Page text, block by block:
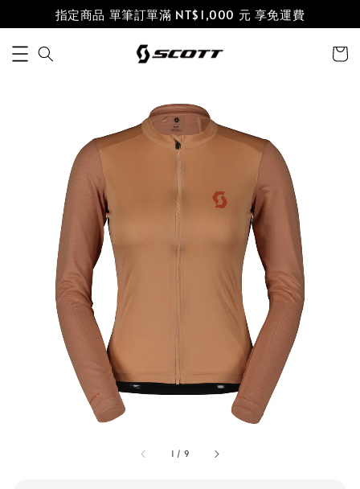
指定商品 單筆訂單滿 NT$1,000 元 享免運費
1 / 9